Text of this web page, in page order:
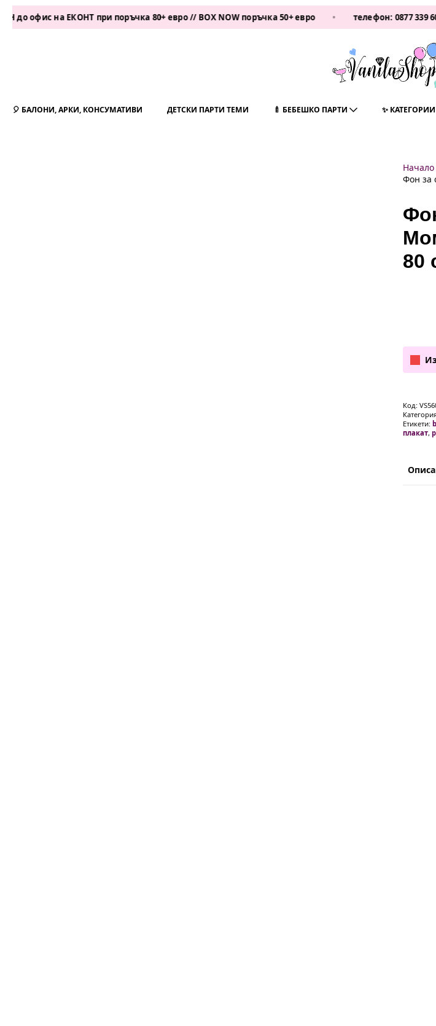
на ЕКОНТ при поръчка 80+ евро // BOX NOW поръчка 50+ евро • телефон:0877 339 609/
🎈 БАЛОНИ, АРКИ, КОНСУМАТИВИ ДЕТСКИ ПАРТИ ТЕМИ 🍼 БЕБЕШКО ПАРТИ ✨ КАТЕГОРИИ
Начало
Фон за
80
Код:
Етикети:
плакат,